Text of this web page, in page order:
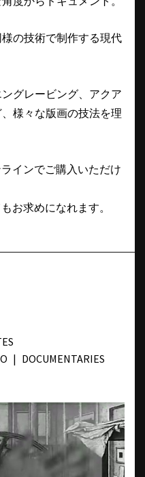
の技術で制作する現代
グレービング、アクア
様々な版画の技法を理
インでご購入いただけ
お求めになれます。
DOCUMENTARIES